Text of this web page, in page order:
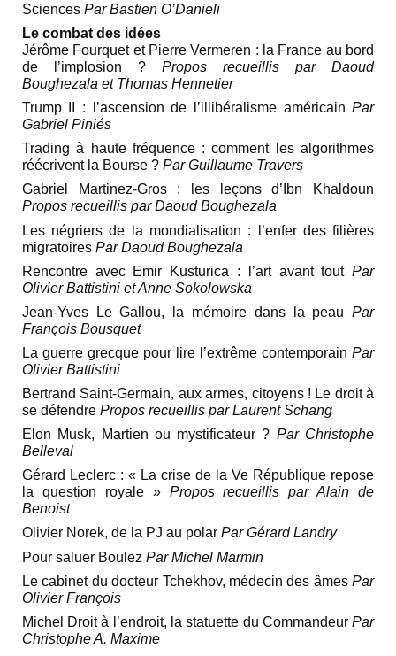
Sciences Par Bastien O’Danieli
Le combat des idées
Jérôme Fourquet et Pierre Vermeren : la France au bord
de l’implosion ? Propos recueillis par Daoud
Boughezala et Thomas Hennetier
Trump II : l’ascension de l’illibéralisme américainPar
Gabriel Piniés
Trading à haute fréquence : comment les algorithmes
réécrivent la Bourse ? Par Guillaume Travers
Gabriel Martinez-Gros : les leçons d’Ibn Khaldoun
Propos recueillis par Daoud Boughezala
Les négriers de la mondialisation : l’enfer des filières
migratoires Par Daoud Boughezala
Rencontre avec Emir Kusturica : l’art avant toutPar
Olivier Battistini et Anne Sokolowska
Jean-Yves Le Gallou, la mémoire dans la peauPar
François Bousquet
La guerre grecque pour lire l’extrême contemporainPar
Olivier Battistini
Bertrand Saint-Germain, aux armes, citoyens ! Le droit à
se défendre Propos recueillis par Laurent Schang
Elon Musk, Martien ou mystificateur ? Par Christophe
Belleval
Gérard Leclerc : « La crise de la Ve République repose
la question royale » Propos recueillis par Alain de
Benoist
Olivier Norek, de la PJ au polar Par Gérard Landry
Pour saluer Boulez Par Michel Marmin
Le cabinet du docteur Tchekhov, médecin des âmesPar
Olivier François
Michel Droit à l’endroit, la statuette du CommandeurPar
Christophe A. Maxime